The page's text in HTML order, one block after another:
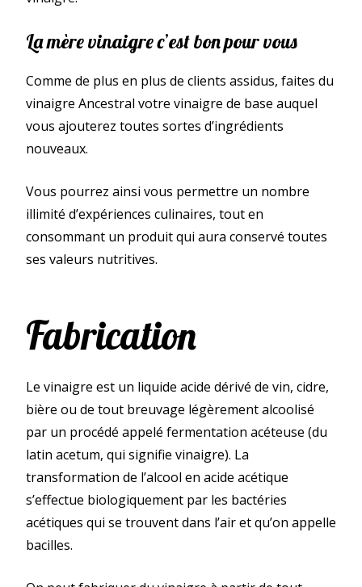
La mère vinaigre c’est bon pour vous
Comme de plus en plus de clients assidus, faites du
vinaigre Ancestral votre vinaigre de base auquel
vous ajouterez toutes sortes d’ingrédients
nouveaux.
Vous pourrez ainsi vous permettre un nombre
illimité d’expériences culinaires, tout en
consommant un produit qui aura conservé toutes
ses valeurs nutritives.
Fabrication
Le vinaigre est un liquide acide dérivé de vin, cidre,
bière ou de tout breuvage légèrement alcoolisé
par un procédé appelé fermentation acéteuse (du
latin acetum, qui signifie vinaigre). La
transformation de l’alcool en acide acétique
s’effectue biologiquement par les bactéries
acétiques qui se trouvent dans l’air et qu’on appelle
bacilles.